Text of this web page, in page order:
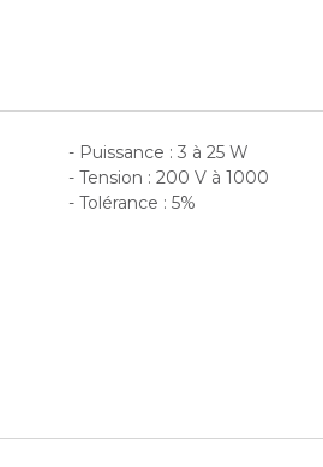
- Puissance : 3 à 25 W
- Tension : 200 V à 1000
- Tolérance : 5%